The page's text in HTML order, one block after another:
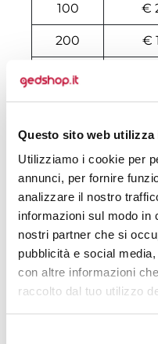
Questo sito web utilizza
Utilizziamo i cookie per
annunci, per fornire
analizzare il nostro
informazioni sul modo in
nostri partner che si
pubblicità e social
con altre informazioni
raccolto dal tuo utilizzo
100 €
200 €
500
1000 €
1500 €
€
3000 €
5000 €
10000 €
Tecniche di